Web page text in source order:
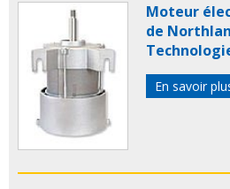
Moteur
de
En savoir